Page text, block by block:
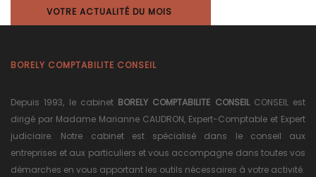
VOTRE ACTUALITÉ DU MOIS
BORELY COMPTABILITE CONSEIL
Depuis 1993, le cabinet BORELY COMPTABILITE CONSEILCONSEIL est
dirigé par Madame Marianne CAUDRON, Expert-Comptable et Expert
judiciaire. Notre cabinet est spécialisé dans le conseil aux
entreprises et aux particuliers et vous accompagne dans toutes vos
démarches en vous apportant les outils nécessaires à votre activité.